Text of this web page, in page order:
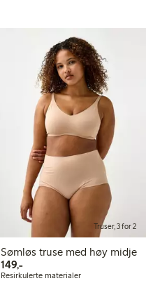
Truser, 3 for 2
Sømløs truse med høy midje
149,-149,00 kr
Resirkulerte materialer